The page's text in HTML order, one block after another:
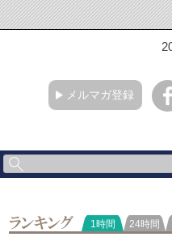
メルマガ登録
ランキ
1時間 24時間